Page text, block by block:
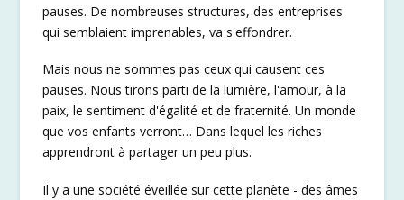
pauses. De nombreuses structures, des entreprises
qui semblaient imprenables, va s'effondrer.
Mais nous ne sommes pas ceux qui causent ces
pauses. Nous tirons parti de la lumière, l'amour, à la
paix, le sentiment d'égalité et de fraternité. Un monde
que vos enfants verront… Dans lequel les riches
apprendront à partager un peu plus.
Il y a une société éveillée sur cette planète - des âmes